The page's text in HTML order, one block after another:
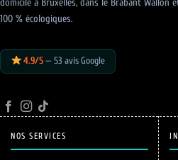
domicile à Bruxelles, dans le Brabant Wallon
100 % écologiques.
4.9/5— 53 avis Google
NOS SERVICES